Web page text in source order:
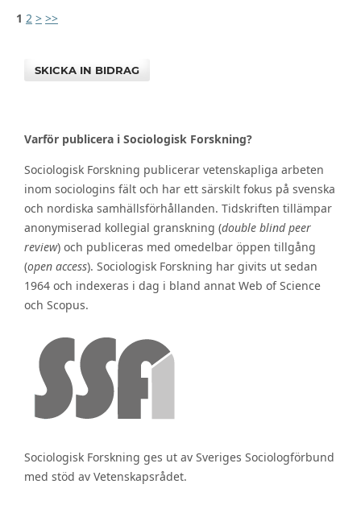
1 2 > >>
SKICKA IN BIDRAG
Varför publicera i Sociologisk Forskning?
Sociologisk Forskning publicerar vetenskapliga arbeten
inom sociologins fält och har ett särskilt fokus på svenska
och nordiska samhällsförhållanden. Tidskriften tillämpar
anonymiserad kollegial granskning (double blind peer
review) och publiceras med omedelbar öppen tillgång
(open access). Sociologisk Forskning har givits ut sedan
1964 och indexeras i dag i bland annat Web of Science
och Scopus.
Sociologisk Forskning ges ut av Sveriges Sociologförbund
med stöd av Vetenskapsrådet.